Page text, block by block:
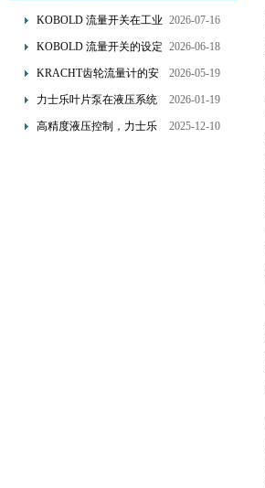
KOBOLD 流量开关在工业
管道水流量监测中的应用
2026-07-16
KOBOLD 流量开关的设定
流量调节与刻度指示
2026-06-18
KRACHT齿轮流量计的安
装要求：直管段、过滤器
2026-05-19
力士乐叶片泵在液压系统
中的应用分析
2026-01-19
高精度液压控制，力士乐
2025-12-10